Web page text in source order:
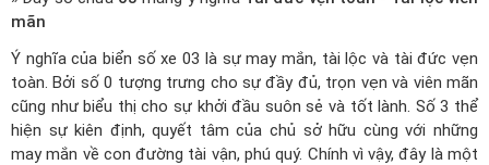
mãn
Ý nghĩa của biển số xe 03 là sự may mắn, tài lộc và tài đức vẹn
toàn. Bởi số 0 tượng trưng cho sự đầy đủ, trọn vẹn và viên mãn
cũng như biểu thị cho sự khởi đầu suôn sẻ và tốt lành. Số 3 thể
hiện sự kiên định, quyết tâm của chủ sở hữu cùng với những
may mắn về con đường tài vận, phú quý. Chính vì vậy, đây là một